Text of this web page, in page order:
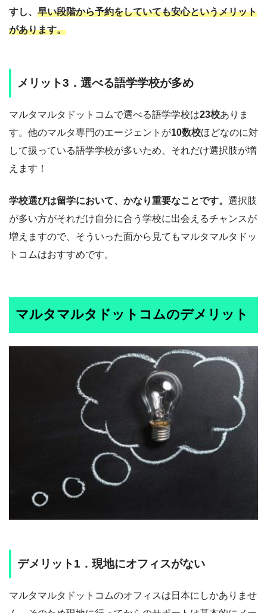
すし、 早い段階から予約をしていても安心というメリット
があります。
メリット3．選べる語学学校が多め
マルタマルタドットコムで選べる語学学校は23校ありま
す。他のマルタ専門のエージェントが10数校ほどなのに対
して扱っている語学学校が多いため、それだけ選択肢が増
えます！
学校選びは留学において、かなり重要なことです。 選択肢
が多い方がそれだけ自分に合う学校に出会えるチャンスが
増えますので、そういった面から見てもマルタマルタドッ
トコムはおすすめです。
マルタマルタドットコムのデメリット
デメリット1．現地にオフィスがない
マルタマルタドットコムのオフィスは日本にしかありませ